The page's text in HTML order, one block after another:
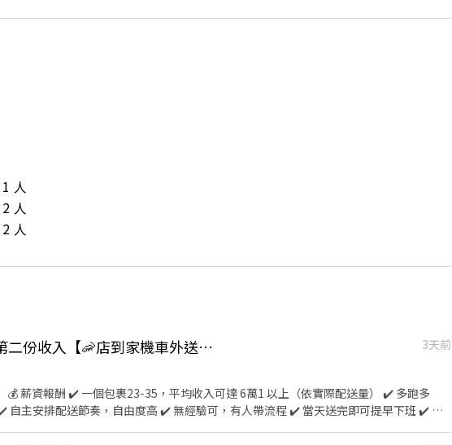
人
人
人
👍 歡迎熊貓吳柏毅夥伴/增加第二份收入【🦐店到家機車外送】-HM竹南新南
3天前
💰 薪資報酬 ✔️ 一個包裹23-35，平均收入可達 6萬1 以上（依實際配送量） ✔️ 多跑多
自主安排配送節奏，自由度高 ✔️ 無經驗可，有人帶流程 ✔️ 當天送完即可提早下班 ✔️ 作